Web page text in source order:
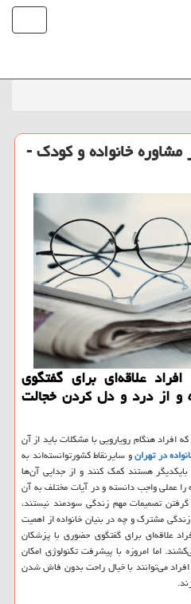
خانواده و كودك -
علاقه‌ای برای گفتگوی
و از درد و دل كردن خجالت
افراد هنگام رویارویی با مشکلات باید از آن
در تهرانو سایرنقاط کشورتوانسته‌اند به
بایکدیگر هستند کمک کنند و از جدایی آ‌ن‌‌ها
را عملی واجب دانسته و در آیات مختلف به آن
گرفتن تصمیمات مهم زندگی سودمند نیستند،
مشترک و چه در بنیان خانواده از اهمیت
علاقه‌ای برای گفتگوی حضوری با پزشکان
اما امروزه با پیشرفت تکنولوژی امکان
می‌توانند با خیال راحت بدون فاش شدن